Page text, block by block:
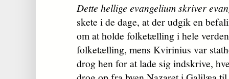
Dette hellige evangelium skriver
skete i de dage, at der udgik en
om at holde folketælling i hele
folketælling, mens Kvirinius var
drog hen for at lade sig indskrive,